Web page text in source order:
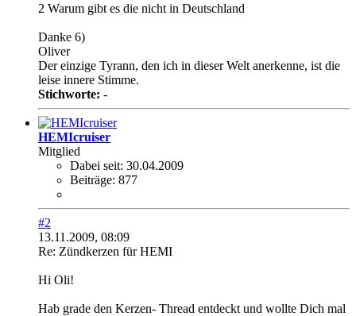
2 Warum gibt es die nicht in Deutschland
Danke 6)
Oliver
Der einzige Tyrann, den ich in dieser Welt anerkenne, ist die
leise innere Stimme.
Stichworte: -
HEMIcruiser
Mitglied
Dabei seit: 30.04.2009
Beiträge: 877
#2
13.11.2009, 08:09
Re: Zündkerzen für HEMI
Hi Oli!
Hab grade den Kerzen- Thread entdeckt und wollte Dich mal